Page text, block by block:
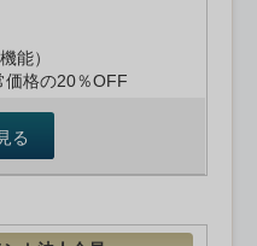
能）
価格の20％OFF
る